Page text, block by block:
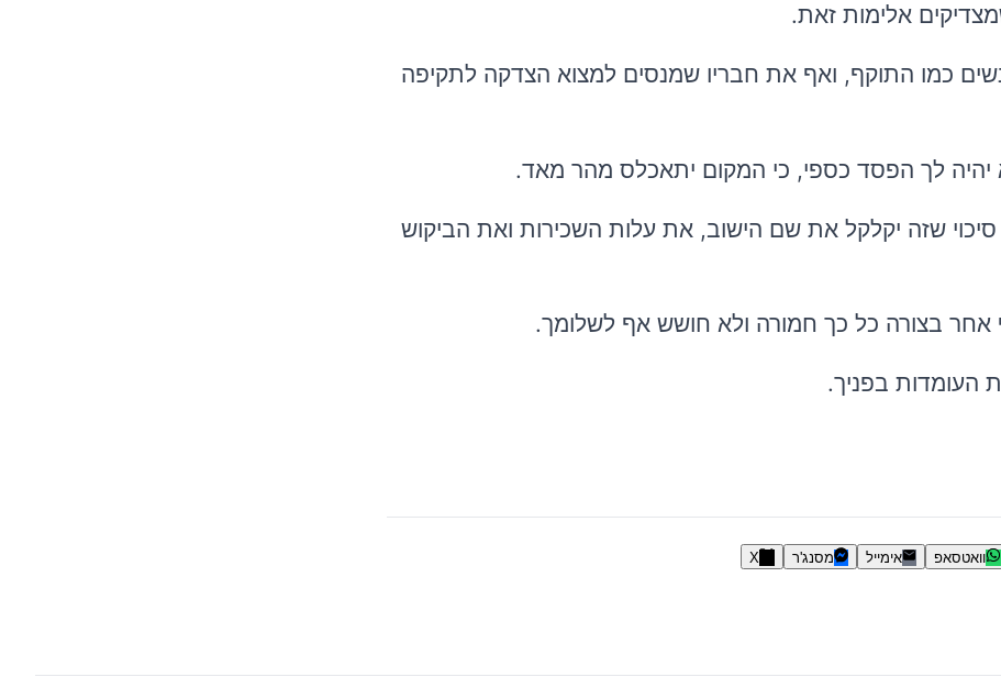
אלימות זאת.
כמו התוקף, ואף את חבריו שמנסים למצוא הצדקה לתקיפה
יהיה לך הפסד כספי, כי המקום יתאכלס מהר מאד.
סיכוי שזה יקלקל את שם הישוב, את עלות השכירות ואת הביקוש
אחר בצורה כל כך חמורה ולא חושש אף לשלומך.
העומדות בפניך.
וואטסאפ אימייל מסנג'ר X